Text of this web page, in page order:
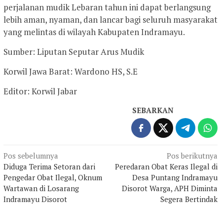
perjalanan mudik Lebaran tahun ini dapat berlangsung
lebih aman, nyaman, dan lancar bagi seluruh masyarakat
yang melintas di wilayah Kabupaten Indramayu.
Sumber: Liputan Seputar Arus Mudik
Korwil Jawa Barat: Wardono HS, S.E
Editor: Korwil Jabar
SEBARKAN
Navigasi
pos
Pos sebelumnya
Diduga Terima Setoran dari
Pengedar Obat Ilegal, Oknum
Wartawan di Losarang
Indramayu Disorot
Pos berikutnya
Peredaran Obat Keras Ilegal di
Desa Puntang Indramayu
Disorot Warga, APH Diminta
Segera Bertindak